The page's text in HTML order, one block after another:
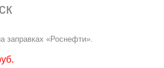
заправках «Роснефти».